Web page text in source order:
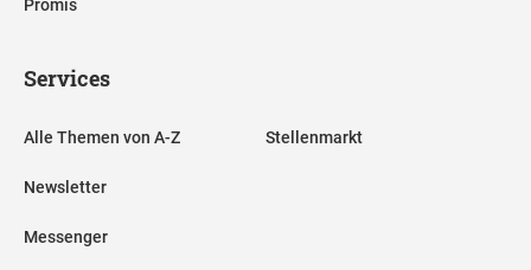
Promis
Services
Alle Themen von A-Z
Newsletter
Messenger
Stellenmarkt